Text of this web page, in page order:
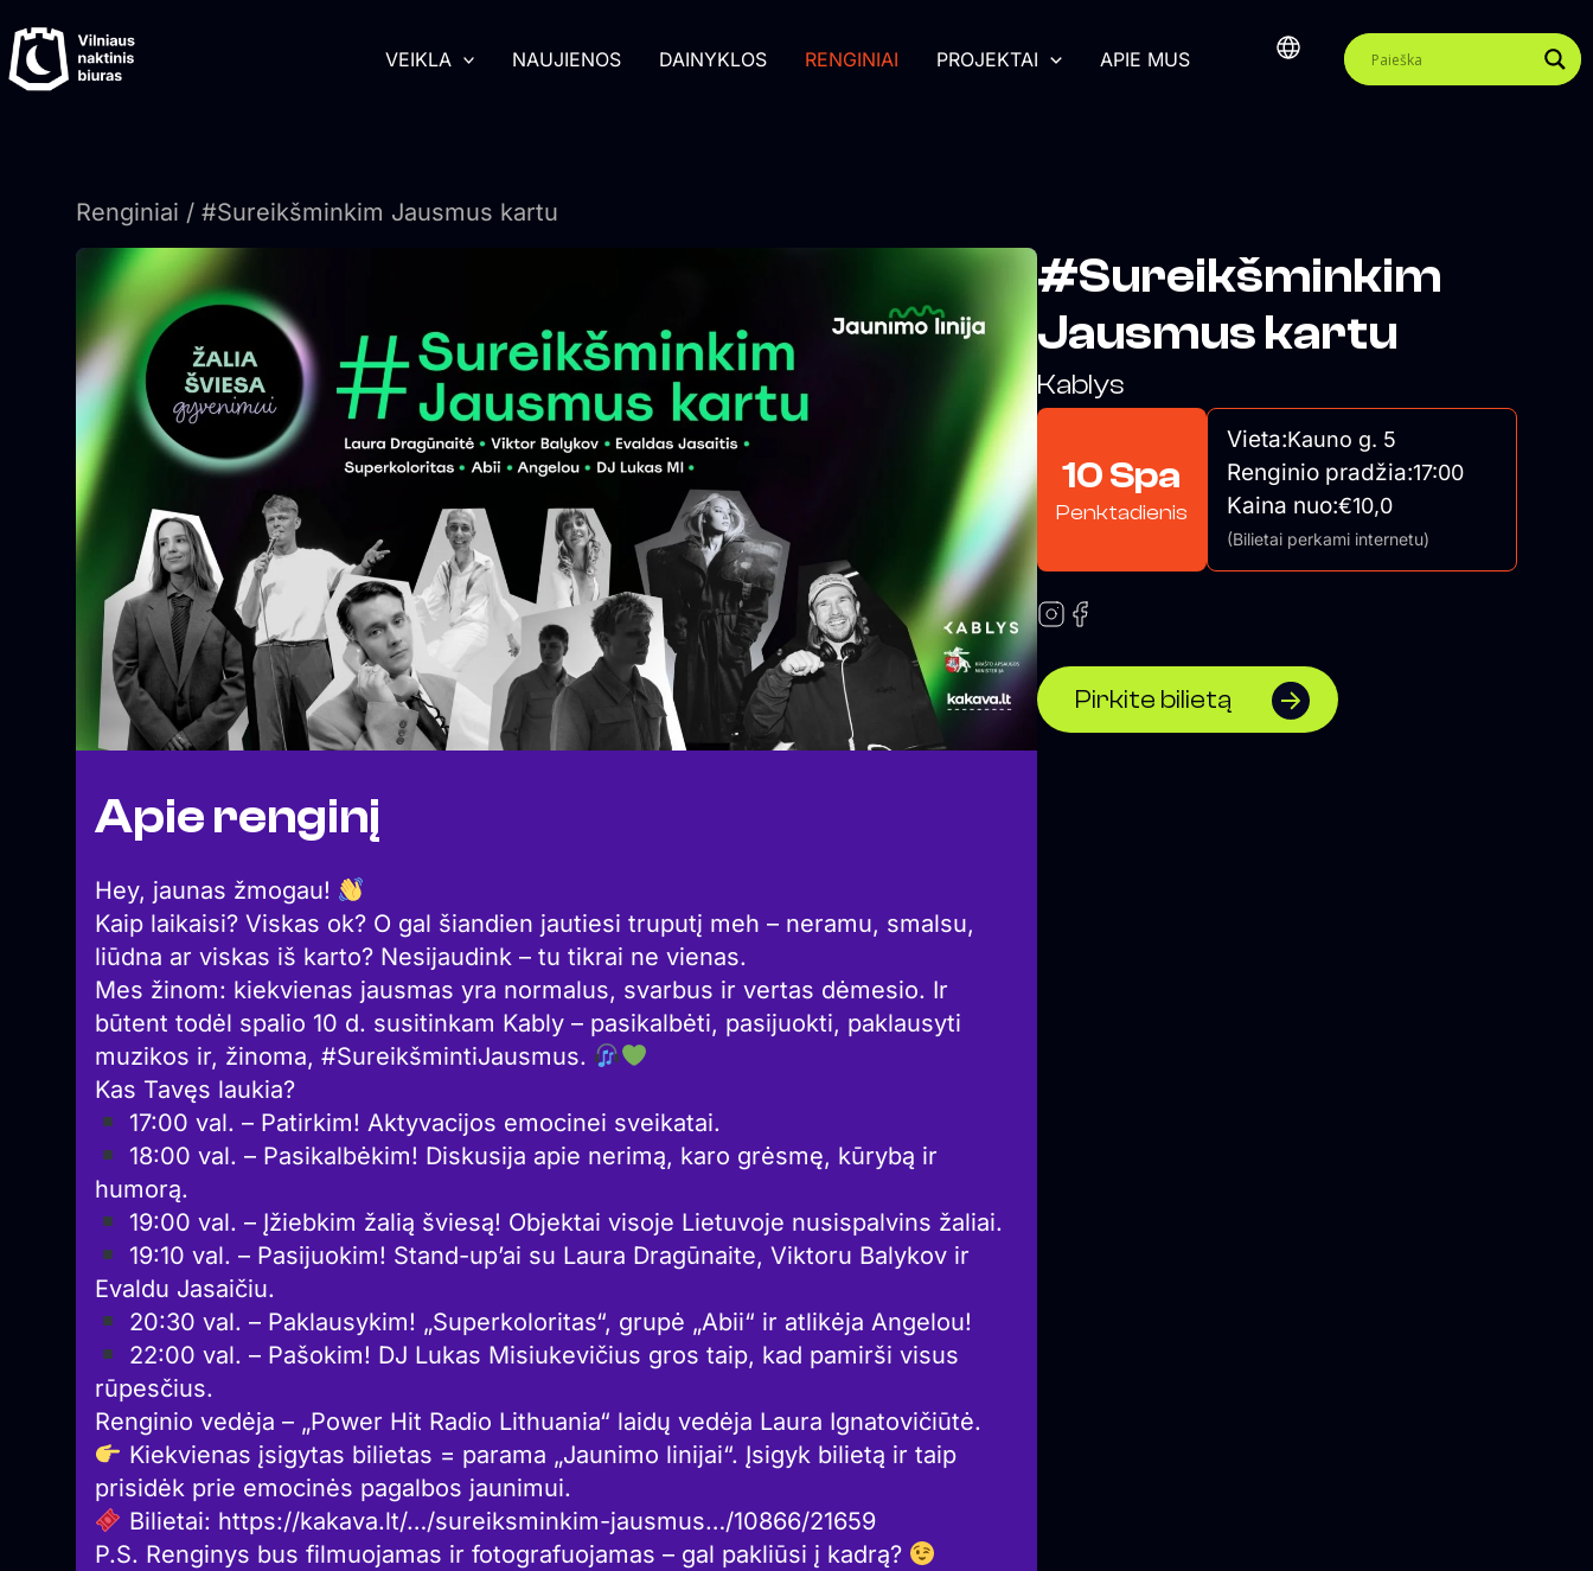
prie
turinio
VEIKLA NAUJIENOS DAINYKLOS RENGINIAI PROJEKTAI APIE MUS
Renginiai / #Sureikšminkim Jausmus kartu
Apie renginį
Hey, jaunas žmogau!
Kaip laikaisi? Viskas ok? O gal šiandien jautiesi truputį meh – neramu, smalsu,
liūdna ar viskas iš karto? Nesijaudink – tu tikrai ne vienas.
Mes žinom: kiekvienas jausmas yra normalus, svarbus ir vertas dėmesio. Ir
būtent todėl spalio 10 d. susitinkam Kably – pasikalbėti, pasijuokti, paklausyti
muzikos ir, žinoma, #SureikšmintiJausmus.
Kas Tavęs laukia?
17:00 val. – Patirkim! Aktyvacijos emocinei sveikatai.
18:00 val. – Pasikalbėkim! Diskusija apie nerimą, karo grėsmę, kūrybą ir
humorą.
19:00 val. – Įžiebkim žalią šviesą! Objektai visoje Lietuvoje nusispalvins žaliai.
19:10 val. – Pasijuokim! Stand-up’ai su Laura Dragūnaite, Viktoru Balykov ir
Evaldu Jasaičiu.
20:30 val. – Paklausykim! „Superkoloritas“, grupė „Abii“ ir atlikėja Angelou!
22:00 val. – Pašokim! DJ Lukas Misiukevičius gros taip, kad pamirši visus
rūpesčius.
Renginio vedėja – „Power Hit Radio Lithuania“ laidų vedėja Laura Ignatovičiūtė.
Kiekvienas įsigytas bilietas = parama „Jaunimo linijai“. Įsigyk bilietą ir taip
prisidėk prie emocinės pagalbos jaunimui.
Bilietai: https://kakava.lt/…/sureiksminkim-jausmus…/10866/21659
P.S. Renginys bus filmuojamas ir fotografuojamas – gal pakliūsi į kadrą?
#Sureikšminkim
Jausmus kartu
Kablys
10 Spa
Penktadienis
Vieta:Kauno g. 5
Renginio pradžia:17:00
Kaina nuo:€10,0
(Bilietai perkami internetu)
Pirkite bilietą